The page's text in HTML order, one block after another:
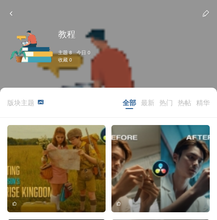
教程
主题 8 今日 0
收藏 0
版块主题 全部 最新 热门 热帖 精华